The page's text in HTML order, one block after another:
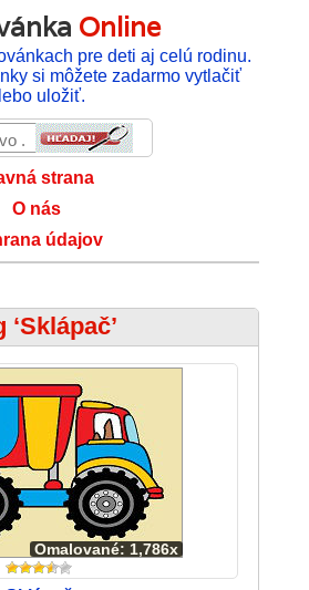
Online
pre deti aj celú rodinu.
si môžete zadarmo vytlačiť
uložiť.
strana
O nás
údajov
‘Sklápač’
Omalované: 1,786x